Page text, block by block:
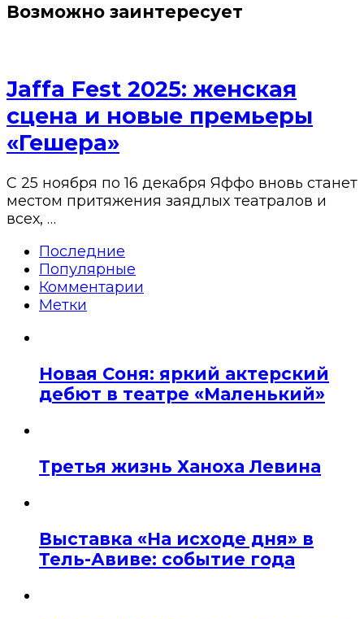
Возможно заинтересует
Jaffa Fest 2025: женская
сцена и новые премьеры
«Гешера»
С 25 ноября по 16 декабря Яффо вновь станет
местом притяжения заядлых театралов и
всех, …
Последние
Популярные
Комментарии
Метки
Новая Соня: яркий актерский
дебют в театре «Маленький»
Третья жизнь Ханоха Левина
Выставка «На исходе дня» в
Тель-Авиве: событие года